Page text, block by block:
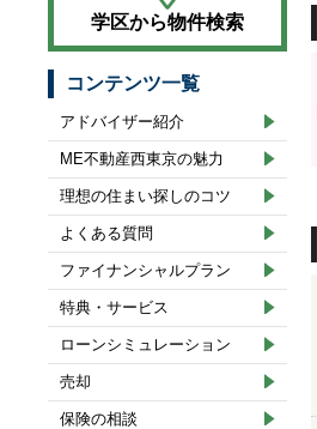
学区から物件検索
コンテンツ一覧
アドバイザー紹介
ME不動産西東京の魅力
理想の住まい探しのコツ
よくある質問
ファイナンシャルプラン
特典・サービス
ローンシミュレーション
売却
保険の相談